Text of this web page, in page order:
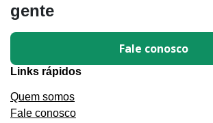
gente
Fale conosco
Links rápidos
Quem somos
Fale conosco